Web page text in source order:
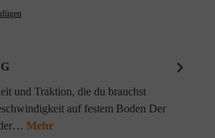
und Traktion, die du brauchst
auf festem Boden Der
Mehr